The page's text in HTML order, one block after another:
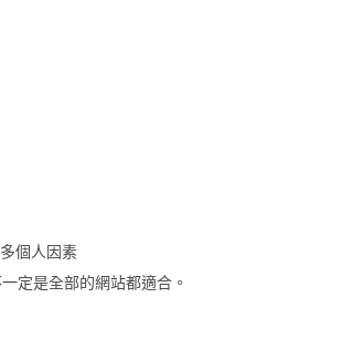
個人因素
定是全部的網站都適合。